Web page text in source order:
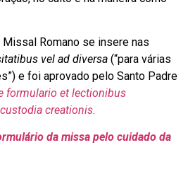
Romano se insere nas
vel ad diversa (“para várias
e foi aprovado pelo Santo Padre
formulario et lectionibus
creationis.
da missa pelo cuidado da